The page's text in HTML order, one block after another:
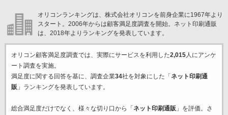
オリコンランキングは、株式会社オリコンを前身企業に1967年より
スタート。2006年からは顧客満足度調査を開始。ネット印刷通販
は、2018年よりランキングを発表しています。
オリコン顧客満足度調査では、実際にサービスを利用した2,015人にアンケ
ート調査を実施。
満足度に関する回答を基に、調査企業34社を対象にした「 ネット印刷通
販 」ランキングを発表しています。
総合満足度だけでなく、様々な切り口から「 ネット印刷通販 」を評価。さ